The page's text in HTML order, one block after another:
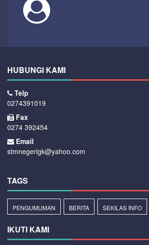
HUBUNGI KAMI
Telp
0274391019
Fax
0274 392454
Email
stmnegerigk@yahoo.com
TAGS
PENGUMUMAN BERITA SEKILAS INFO
IKUTI KAMI